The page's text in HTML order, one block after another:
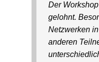
Der
gelohnt.
Netzwerken
anderen